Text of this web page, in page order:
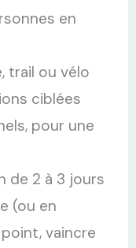
en
trail ou vélo
ciblées
pour une
de 2 à 3 jours
(ou en
vaincre